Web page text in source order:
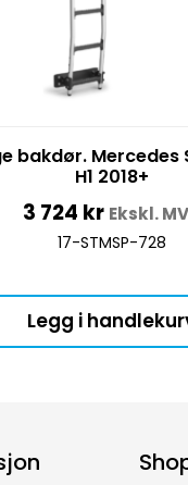
bakdør. Mercedes
H1 2018+
3 724 kr Ekskl.
17-STMSP-728
Legg i